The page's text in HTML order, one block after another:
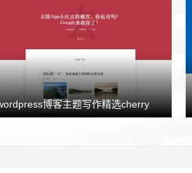
博客主题写作精选cherry